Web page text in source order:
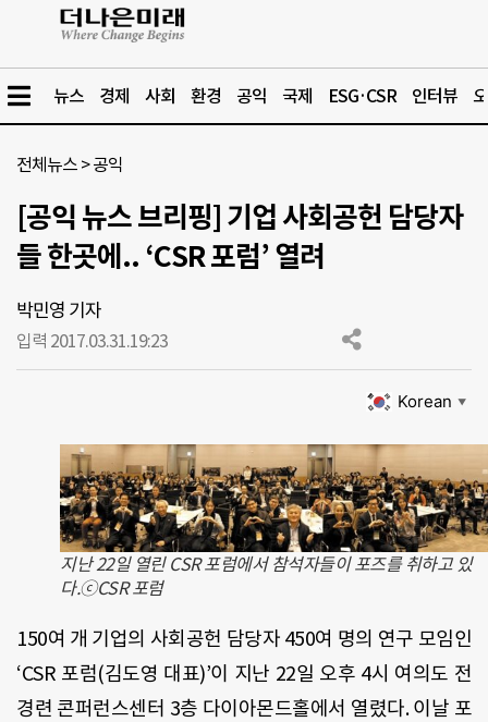
뉴스 경제 사회 환경 공익 국제 ESG·CSR 인터뷰
전체뉴스 >공익
[공익 뉴스 브리핑] 기업 사회공헌 담당자
들 한곳에.. ‘CSR 포럼’ 열려
박민영 기자
입력 2017.03.31.19:23
Korean ▼
지난 22일 열린 CSR 포럼에서 참석자들이 포즈를 취하고 있
다.ⓒCSR 포럼
150여 개 기업의 사회공헌 담당자 450여 명의 연구 모임인
‘CSR 포럼(김도영 대표)’이 지난 22일 오후 4시 여의도 전
경련 콘퍼런스센터 3층 다이아몬드홀에서 열렸다. 이날 포